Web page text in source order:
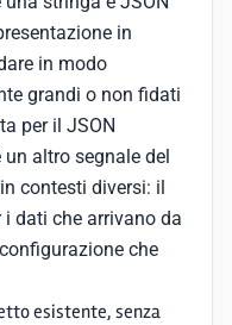
in
in modo
grandi o non fidati
per il JSON
un altro segnale del
contesti diversi: il
dati che arrivano da
che
esistente, senza